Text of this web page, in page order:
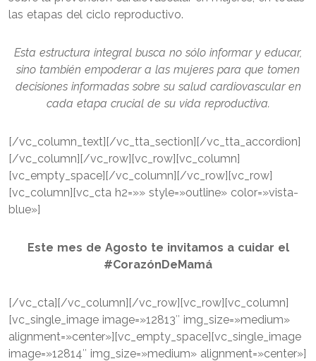
las etapas del ciclo reproductivo.
Esta estructura integral busca no sólo informar y educar,
sino también empoderar a las mujeres para que tomen
decisiones informadas sobre su salud cardiovascular en
cada etapa crucial de su vida reproductiva.
[/vc_column_text][/vc_tta_section][/vc_tta_accordion]
[/vc_column][/vc_row][vc_row][vc_column]
[vc_empty_space][/vc_column][/vc_row][vc_row]
[vc_column][vc_cta h2=»» style=»outline» color=»vista-
blue»]
Este mes de Agosto te invitamos a cuidar el
#CorazónDeMamá
[/vc_cta][/vc_column][/vc_row][vc_row][vc_column]
[vc_single_image image=»12813″ img_size=»medium»
alignment=»center»][vc_empty_space][vc_single_image
image=»12814″ img_size=»medium» alignment=»center»]